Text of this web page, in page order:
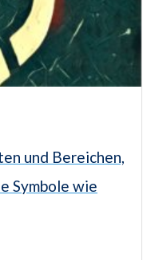
und Bereichen,
Symbole wie